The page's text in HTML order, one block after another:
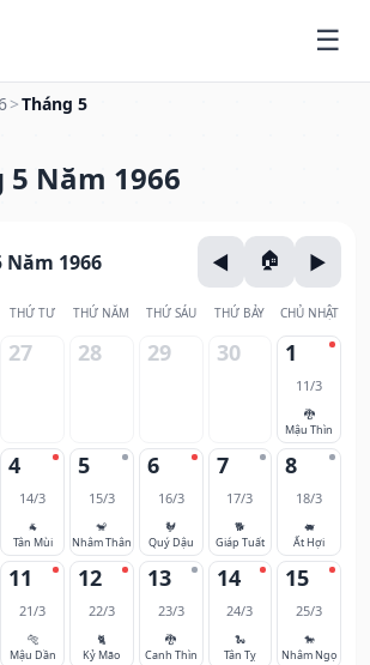
>Tháng 5
5 Năm 1966
Năm 1966
THỨ TƯ THỨ NĂM THỨ SÁU THỨ BẢY CHỦ NHẬT
27 28 29 30 1
11/3
🐉
Mậu Thìn
4
14/3
🐐
Tân Mùi
5
15/3
🐒
Nhâm Thân
6
16/3
🐓
Quý Dậu
7
17/3
🐕
Giáp Tuất
8
18/3
🐖
Ất Hợi
11
21/3
🐅
Mậu Dần
12
22/3
🐈
Kỷ Mão
13
23/3
🐉
Canh Thìn
14
24/3
🐍
Tân Tỵ
15
25/3
🐎
Nhâm Ngọ